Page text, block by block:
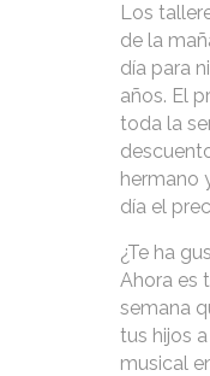
Los
de la
día para
años. El
toda la
hermano
día el
¿Te ha
Ahora es
semana
tus hijos
musical